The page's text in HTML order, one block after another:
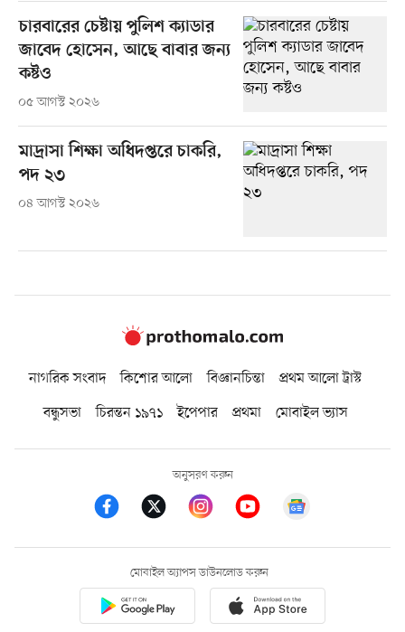
চারবারের চেষ্টায় পুলিশ ক্যাডার
জাবেদ হোসেন, আছে বাবার জন্য
কষ্টও
০৫ আগস্ট ২০২৬
মাদ্রাসা শিক্ষা অধিদপ্তরে চাকরি,
পদ ২৩
০৪ আগস্ট ২০২৬
নাগরিক সংবাদ কিশোর আলো বিজ্ঞানচিন্তা
প্রথম আলো ট্রাস্ট
বন্ধুসভা
চিরন্তন ১৯৭১ ইপেপার প্রথমা মোবাইল ভ্যাস
অনুসরণ করুন
মোবাইল অ্যাপস ডাউনলোড করুন